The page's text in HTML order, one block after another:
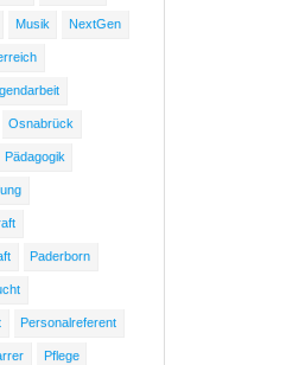
Musik NextGen
Osnabrück
Pädagogik
Paderborn
Personalreferent
Pflege